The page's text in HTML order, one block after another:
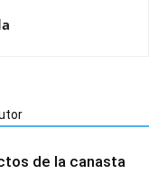
de la canasta